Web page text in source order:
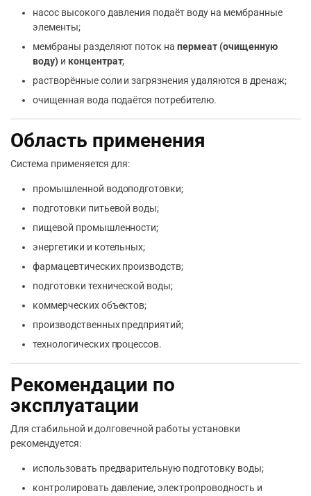
насос высокого давления подаёт воду на мембранные
элементы;
мембраны разделяют поток напермеат (очищенную
воду)и концентрат;
растворённые соли и загрязнения удаляются в дренаж;
очищенная вода подаётся потребителю.
Область применения
Система применяется для:
промышленной водоподготовки;
подготовки питьевой воды;
пищевой промышленности;
энергетики и котельных;
фармацевтических производств;
подготовки технической воды;
коммерческих объектов;
производственных предприятий;
технологических процессов.
Рекомендации по
эксплуатации
Для стабильной и долговечной работы установки
рекомендуется:
использовать предварительную подготовку воды;
контролировать давление, электропроводность и